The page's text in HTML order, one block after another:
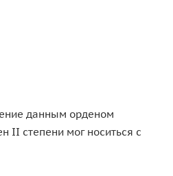
данным орденом
II степени мог носиться с